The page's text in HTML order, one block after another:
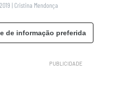
| Cristina Mendonça
de informação preferida